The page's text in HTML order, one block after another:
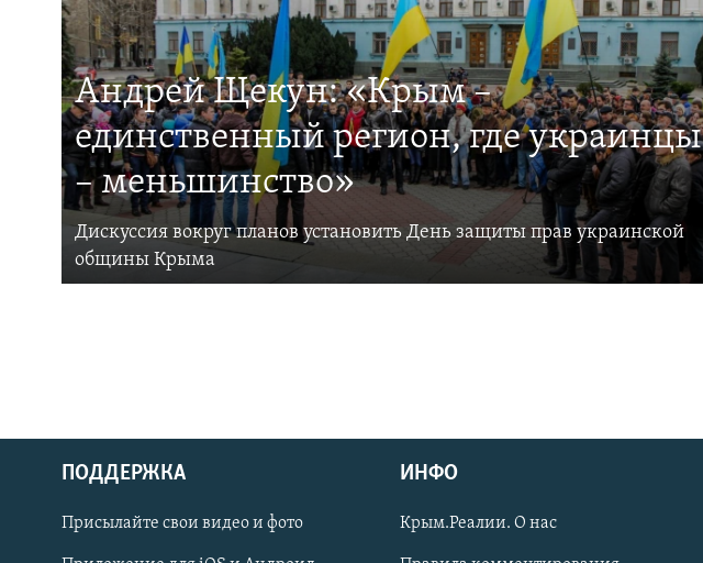
Українською
Qırımtatar
Андрей Щекун: «Крым –
единственный регион, где украинцы
– меньшинство»
Дискуссия вокруг планов установить День защиты прав украинской
общины Крыма
ПОДДЕРЖКА
Присылайте свои видео и фото
ИНФО
Крым.Реалии. О нас